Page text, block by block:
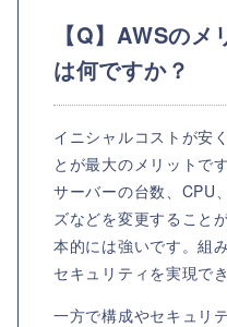
【Q】AWSの
は何ですか？
イニシャルコストが安
とが最大のメリットで
サーバーの台数、CPU
ズなどを変更すること
本的には強いです。組
セキュリティを実現でき
一方で構成やセキュリ